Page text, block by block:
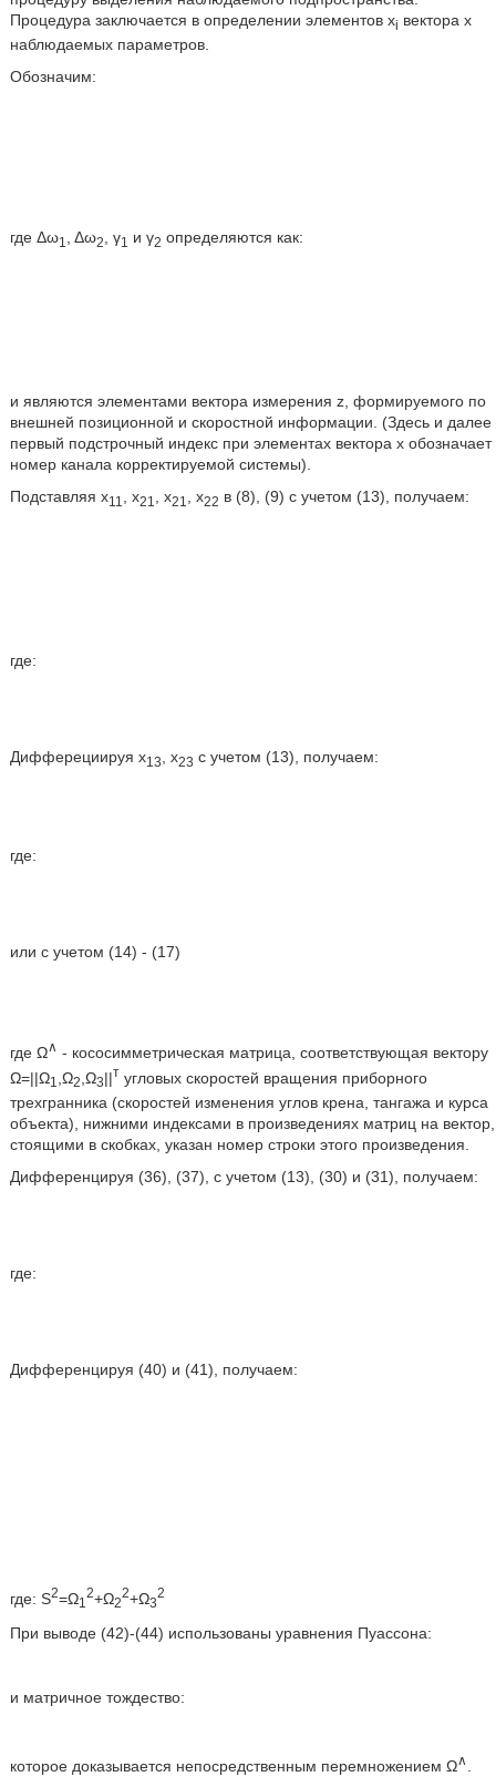
Процедура заключается в определении элементов хi вектора х
наблюдаемых параметров.
Обозначим:
где Δω1 , Δω2 , γ1 и γ2 определяются как:
и являются элементами вектора измерения z, формируемого по
внешней позиционной и скоростной информации. (Здесь и далее
первый подстрочный индекс при элементах вектора х обозначает
номер канала корректируемой системы).
Подставляя х11 , х21 , x21 , х22 в (8), (9) с учетом (13), получаем:
где:
Дифферециируя х13 , х23 с учетом (13), получаем:
где:
или с учетом (14) - (17)
где Ω∧ - кососимметрическая матрица, соответствующая вектору
Ω=||Ω1 ,Ω2 ,Ω3||т угловых скоростей вращения приборного
трехгранника (скоростей изменения углов крена, тангажа и курса
объекта), нижними индексами в произведениях матриц на вектор,
стоящими в скобках, указан номер строки этого произведения.
Дифференцируя (36), (37), с учетом (13), (30) и (31), получаем:
где:
Дифференцируя (40) и (41), получаем:
где: S2=Ω1
2+Ω2
2+Ω3
2
При выводе (42)-(44) использованы уравнения Пуассона:
и матричное тождество:
которое доказывается непосредственным перемножением Ω∧